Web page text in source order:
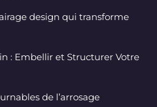
design qui transforme
: Embellir et Structurer Votre
de l’arrosage